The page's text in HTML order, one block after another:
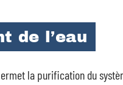
de l’eau
la purification du